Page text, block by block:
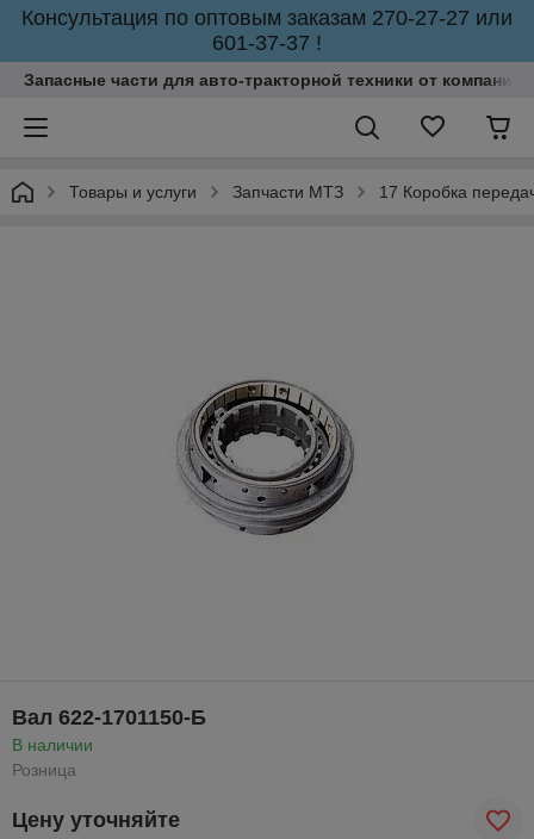
Консультация по оптовым заказам 270-27-27 или
601-37-37 !
Запасные части для авто-тракторной техники от
Товары и услуги Запчасти МТЗ 17 Коробка
Вал 622-1701150-Б
В наличии
Розница
Цену уточняйте